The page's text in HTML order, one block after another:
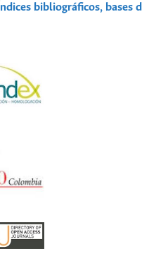
Índices bibliográficos, bases